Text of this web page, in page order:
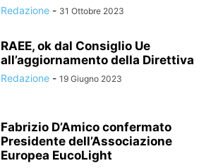
Redazione - 31 Ottobre 2023
RAEE, ok dal Consiglio Ue
all’aggiornamento della Direttiva
Redazione - 19 Giugno 2023
Fabrizio D’Amico confermato
Presidente dell’Associazione
Europea EucoLight